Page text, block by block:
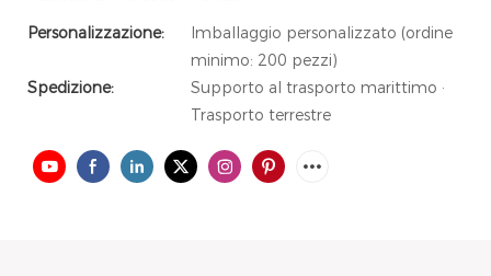
Personalizzazione:
Imballaggio personalizzato (ordine
minimo: 200 pezzi)
Spedizione:
Supporto al trasporto marittimo ·
Trasporto terrestre